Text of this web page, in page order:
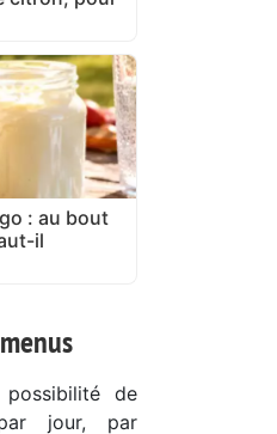
: au bout
il
de
jour, par